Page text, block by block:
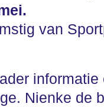
van
Nienke de